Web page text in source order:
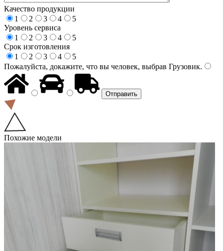
Качество продукции
1
2 3 4
5
Уровень сервиса
1
2 3 4
5
Срок изготовления
1
2 3 4
5
Пожалуйста, докажите, что вы человек, выбрав Грузовик.
Похожие модели